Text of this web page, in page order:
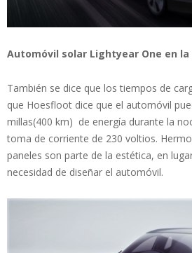
Automóvil solar Lightyear One en
También se dice que los tiempos de
que Hoesfloot dice que el automóvil
millas(400 km) de energía durante la
toma de corriente de 230 voltios.
paneles son parte de la estética, en
necesidad de diseñar el automóvil.